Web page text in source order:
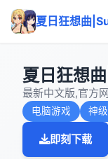
夏日狂想曲
夏日狂想
最新中文版,官方
电脑游戏 神
即刻下载